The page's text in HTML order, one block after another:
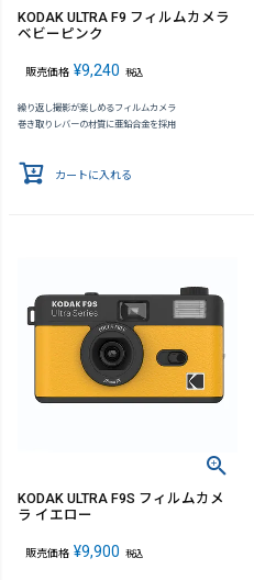
KODAK ULTRA F9 フィルムカメラ
ベビーピンク
販売価格 ¥9,240 税込
繰り返し撮影が楽しめるフィルムカメラ
巻き取りレバーの材質に亜鉛合金を採用
カートに入れる
KODAK ULTRA F9S フィルムカメ
ラ イエロー
販売価格 ¥9,900 税込